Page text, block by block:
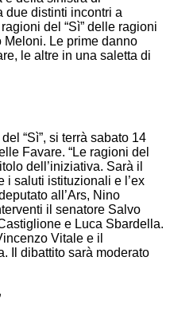
due distinti incontri a
del “Sì” delle ragioni
Meloni. Le prime danno
le altre in una saletta di
“Sì”, si terrà sabato 14
Favare. “Le ragioni del
dell’iniziativa. Sarà il
i saluti istituzionali e l’ex
all’Ars, Nino
il senatore Salvo
e Luca Sbardella.
Vitale e il
Il dibattito sarà moderato